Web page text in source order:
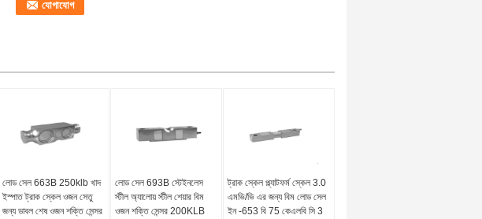
লোড সেল 663B 250klb খাদ
ইস্পাত ট্রাক স্কেল ওজন সেতু
জন্য ডাবল শেষ ওজন শক্তি সেন্সর
লোড সেল 693B স্টেইনলেস
স্টীল অ্যালোয় স্টীল শেয়ার বিম
ওজন শক্তি সেন্সর 200KLB
ট্রাক স্কেল প্ল্যাটফর্ম স্কেল 3.0
এমভি/ভি এর জন্য বিম লোড সেল
ইন -653 বি 75 কেএলবি সি 3